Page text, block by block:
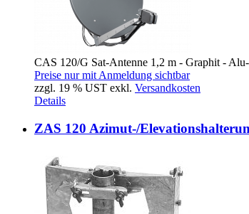
CAS 120/G Sat-Antenne 1,2 m - Graphit -
Preise nur mit Anmeldung sichtbar
zzgl. 19 % UST exkl. Versandkosten
Details
ZAS 120 Azimut-/